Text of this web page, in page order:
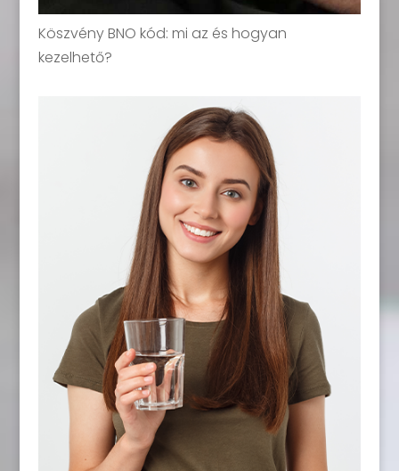
Köszvény BNO kód: mi az és hogyan
kezelhető?